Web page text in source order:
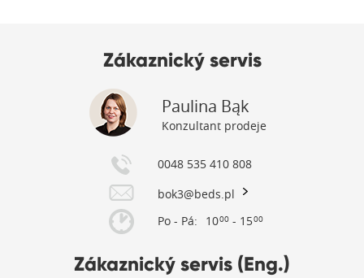
Zákaznický servis
Paulina Bąk
Konzultant prodeje
0048 535 410 808
bok3@beds.pl
Po - Pá:
1000 - 1500
Zákaznický servis (Eng.)